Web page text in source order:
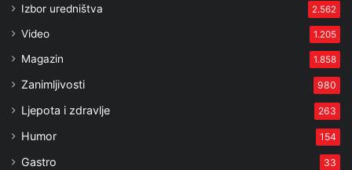
Izbor uredništva 2.562
Video 1.205
Magazin 1.858
Zanimljivosti 980
Ljepota i zdravlje 263
Humor 154
Gastro 33